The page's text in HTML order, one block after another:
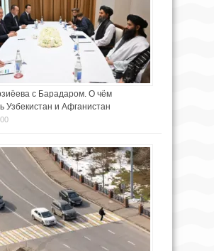
с Барадаром. О чём
Узбекистан и Афганистан